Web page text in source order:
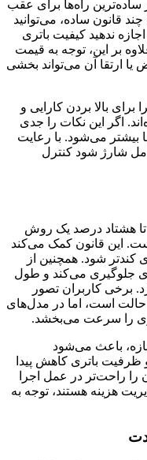
راه‌ها برای عقب
قانون ساده، می‌توانید
ندهید کیفیت باتری
بر این، توجه به قیمت
ارتقا آن می‌تواند بخشی
بالا بردن کارایی و
اگر این نکات را جدی
بیشتر می‌شود. با رعایت
شارژ شود کنترل
هشتاد درصد یک روش
این قانون کمک می‌کند
کندتر شود. همچنین از
جلوگیری می‌کند و طول
برخی کاربران تصور
است، اما در مدل‌های
را سرعت می‌بخشد.
بازه، باعث می‌شود
باتری کاهش پیدا
را راحت‌تر در عمل اجرا
هزینه هستند، توجه به